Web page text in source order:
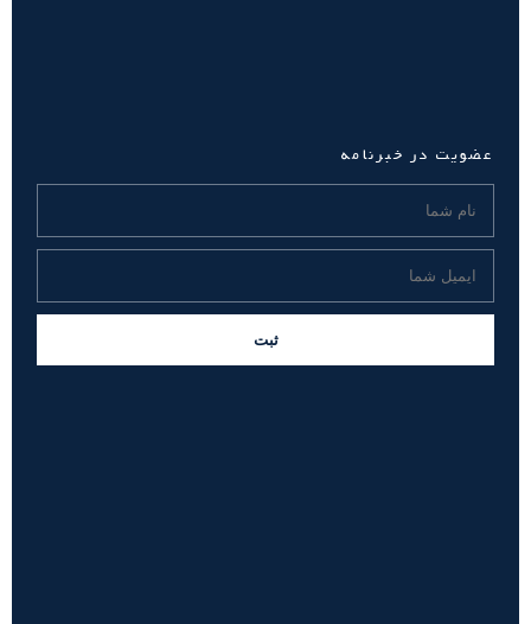
عضویت در خبرنامه
ثبت